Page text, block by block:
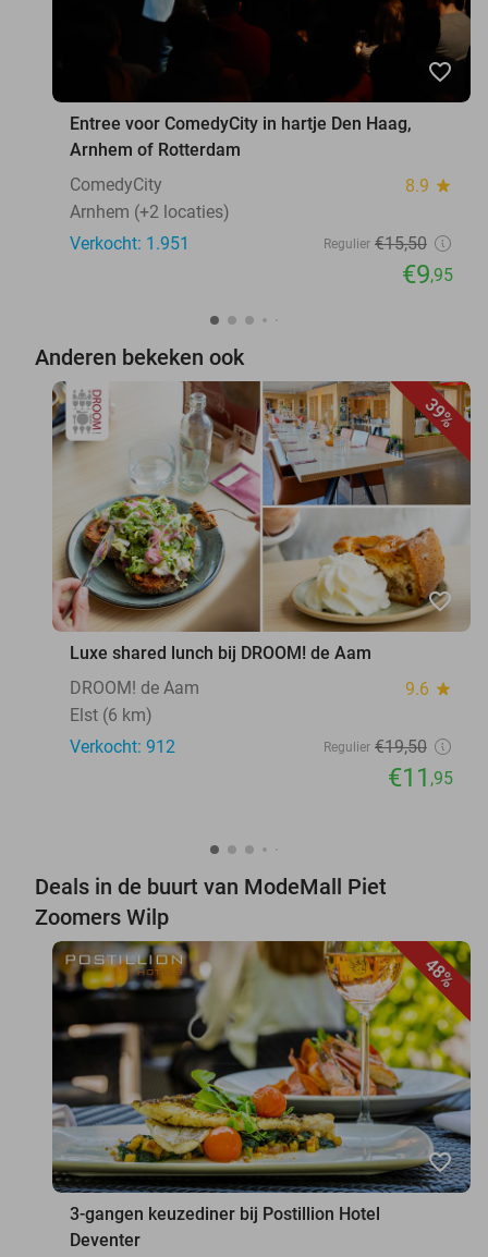
favorite_border
Entree voor ComedyCity in hartje Den Haag,
Arnhem of Rotterdam
ComedyCity
8.9 star
Arnhem (+2 locaties)
Verkocht: 1.951
Regulier €15,50
€9,95
Anderen bekeken ook
39%
favorite_border
Luxe shared lunch bij DROOM! de Aam
DROOM! de Aam
9.6 star
Elst (6 km)
Verkocht: 912
Regulier €19,50
€11 ,95
Deals in de buurt van ModeMall Piet
Zoomers Wilp
48%
favorite_border
3-gangen keuzediner bij Postillion Hotel
Deventer